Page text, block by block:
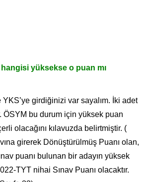
yüksekse o puan mı
girdiğinizi var sayalım. İki adet
ÖSYM bu durum için yüksek puan
olacağını kılavuzda belirtmiştir. (
girerek Dönüştürülmüş Puanı olan,
puanı bulunan bir adayın yüksek
TYT nihai Sınav Puanı olacaktır.